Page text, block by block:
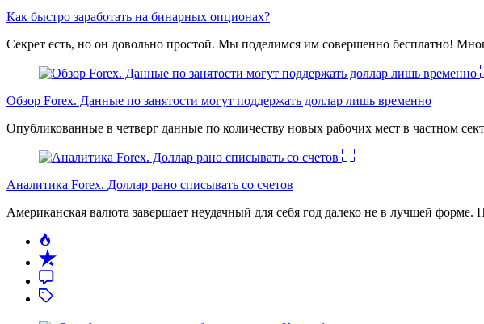
Как быстро заработать на бинарных опционах?
Секрет есть, но он довольно простой. Мы поделимся им совершенно бесплатно!
Обзор Forex. Данные по занятости могут поддержать доллар лишь временно
Опубликованные в четверг данные по количеству новых рабочих мест в частном
Аналитика Forex. Доллар рано списывать со счетов
Американская валюта завершает неудачный для себя год далеко не в лучшей